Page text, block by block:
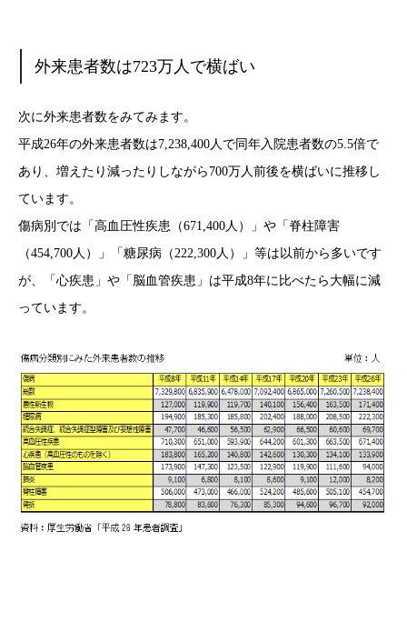
外来患者数は723万人で横ばい
次に外来患者数をみてみます。
平成26年の外来患者数は7,238,400人で同年入院患者数の5.5倍で
あり、増えたり減ったりしながら700万人前後を横ばいに推移し
ています。
傷病別では「高血圧性疾患（671,400人）」や「脊柱障害
（454,700人）」「糖尿病（222,300人）」等は以前から多いです
が、「心疾患」や「脳血管疾患」は平成8年に比べたら大幅に減
っています。